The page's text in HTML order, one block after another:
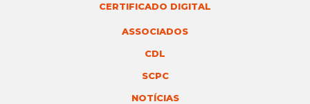
CERTIFICADO DIGITAL
ASSOCIADOS
CDL
SCPC
NOTÍCIAS